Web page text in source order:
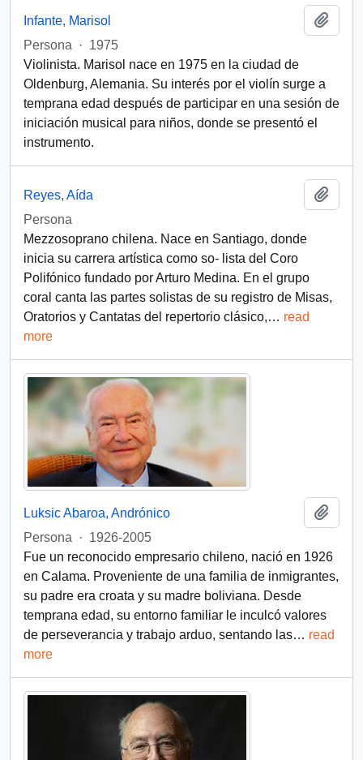
Infante, Marisol
Persona
· 1975
Violinista. Marisol nace en 1975 en la ciudad de
Oldenburg, Alemania. Su interés por el violín surge a
temprana edad después de participar en una sesión de
iniciación musical para niños, donde se presentó el
instrumento.
Reyes, Aída
Persona
Mezzosoprano chilena. Nace en Santiago, donde
inicia su carrera artística como so- lista del Coro
Polifónico fundado por Arturo Medina. En el grupо
coral canta las partes solistas de su registro de Misas,
Oratorios y Cantatas del repertorio clásico,… read
more
Luksic Abaroa, Andrónico
Persona
· 1926-2005
Fue un reconocido empresario chileno, nació en 1926
en Calama. Proveniente de una familia de inmigrantes,
su padre era croata y su madre boliviana. Desde
temprana edad, su entorno familiar le inculcó valores
de perseverancia y trabajo arduo, sentando las… read
more